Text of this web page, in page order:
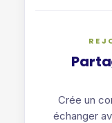
Crée un
échanger